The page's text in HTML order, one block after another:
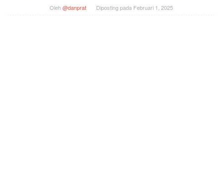
Oleh@danprat Diposting pada Februari 1, 2025